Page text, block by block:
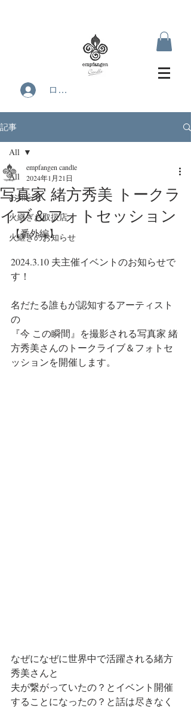
ログイン
記事
All
お知らせ
火継ぎお取扱店
火継ぎのお知らせ
All
写真家 緒方秀美 トークラ
イブ＆フォトセッション
empfangen candle
2024年1月21日
【番外編】
2024.3.10 夫主催イベントのお知らせで
す！
名だたる誰もが認知するアーティスト
の
『今 この瞬間』を撮影される写真家 緒
方秀美さんのトークライブ＆フォトセ
ッションを開催します。
なぜになぜに世界中で活躍される緒方
秀美さんと
夫が繋がっていたの？とイベント開催
することになったの？と話は尽きなく